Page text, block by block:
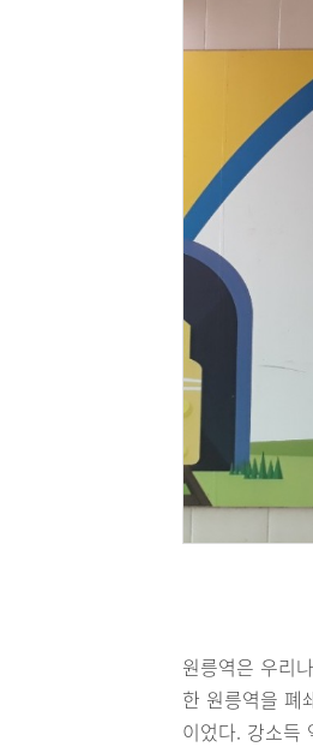
원릉역은 우리
한 원릉역을 폐
이었다. 강소득